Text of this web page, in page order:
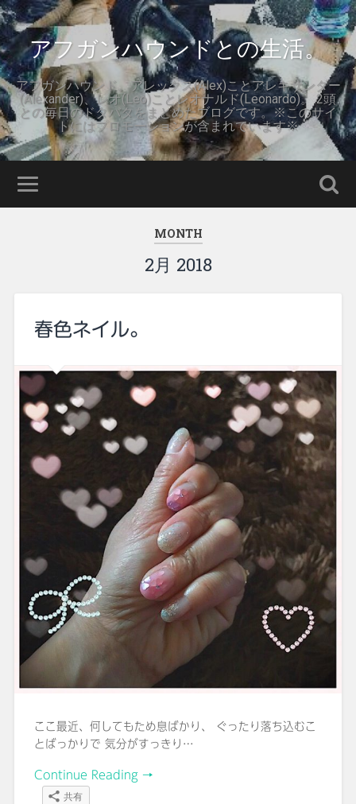
アフガンハウンドとの生活。
アフガンハウンド。アレックス(Alex)ことアレキサンダー
(Alexander)、レオ(Leo)ことレオナルド(Leonardo)。 2頭
との毎日のドタバタをまとめたブログです。※このサイ
トにはプロモーションが含まれています※
MONTH
2月 2018
春色ネイル。
ここ最近、何してもため息ばかり、 ぐったり落ち込むこ
とばっかりで 気分がすっきり…
Continue Reading →
共有